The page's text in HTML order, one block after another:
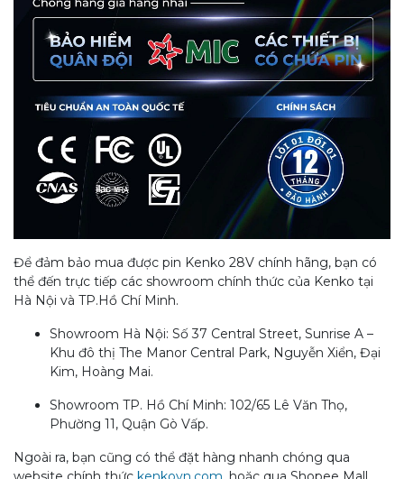
Để đảm bảo mua được pin Kenko 28V chính hãng, bạn có
thể đến trực tiếp các showroom chính thức của Kenko tại
Hà Nội và TP.Hồ Chí Minh.
Showroom Hà Nội: Số 37 Central Street, Sunrise A –
Khu đô thị The Manor Central Park, Nguyễn Xiển, Đại
Kim, Hoàng Mai.
Showroom TP. Hồ Chí Minh: 102/65 Lê Văn Thọ,
Phường 11, Quận Gò Vấp.
Ngoài ra, bạn cũng có thể đặt hàng nhanh chóng qua